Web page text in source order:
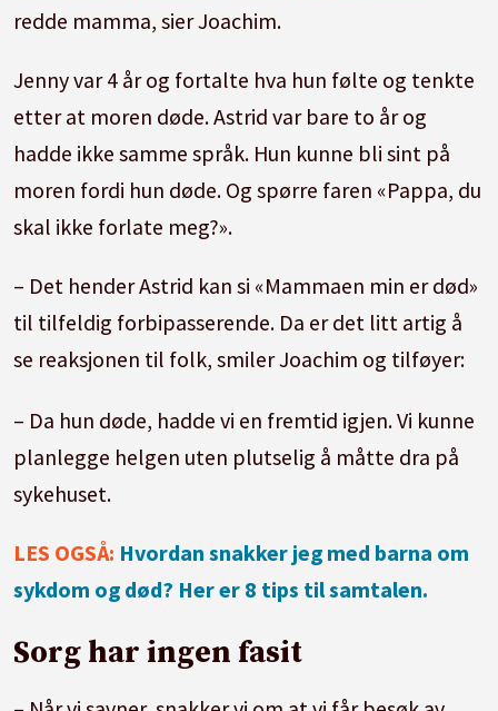
redde mamma, sier Joachim.
Jenny var 4 år og fortalte hva hun følte og tenkte
etter at moren døde. Astrid var bare to år og
hadde ikke samme språk. Hun kunne bli sint på
moren fordi hun døde. Og spørre faren «Pappa, du
skal ikke forlate meg?».
– Det hender Astrid kan si «Mammaen min er død»
til tilfeldig forbipasserende. Da er det litt artig å
se reaksjonen til folk, smiler Joachim og tilføyer:
– Da hun døde, hadde vi en fremtid igjen. Vi kunne
planlegge helgen uten plutselig å måtte dra på
sykehuset.
LES OGSÅ: Hvordan snakker jeg med barna om
sykdom og død? Her er 8 tips til samtalen.
Sorg har ingen fasit